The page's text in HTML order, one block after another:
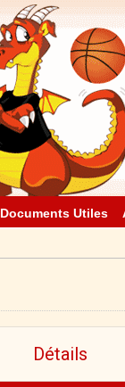
Documents Utiles
Détails